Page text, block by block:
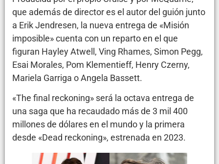
que además de director es el autor del guión junto
a Erik Jendresen, la nueva entrega de «Misión
imposible» cuenta con un reparto en el que
figuran Hayley Atwell, Ving Rhames, Simon Pegg,
Esai Morales, Pom Klementieff, Henry Czerny,
Mariela Garriga o Angela Bassett.
«The final reckoning» será la octava entrega de
una saga que ha recaudado más de 3 mil 400
millones de dólares en el mundo y la primera
desde «Dead reckoning», estrenada en 2023.